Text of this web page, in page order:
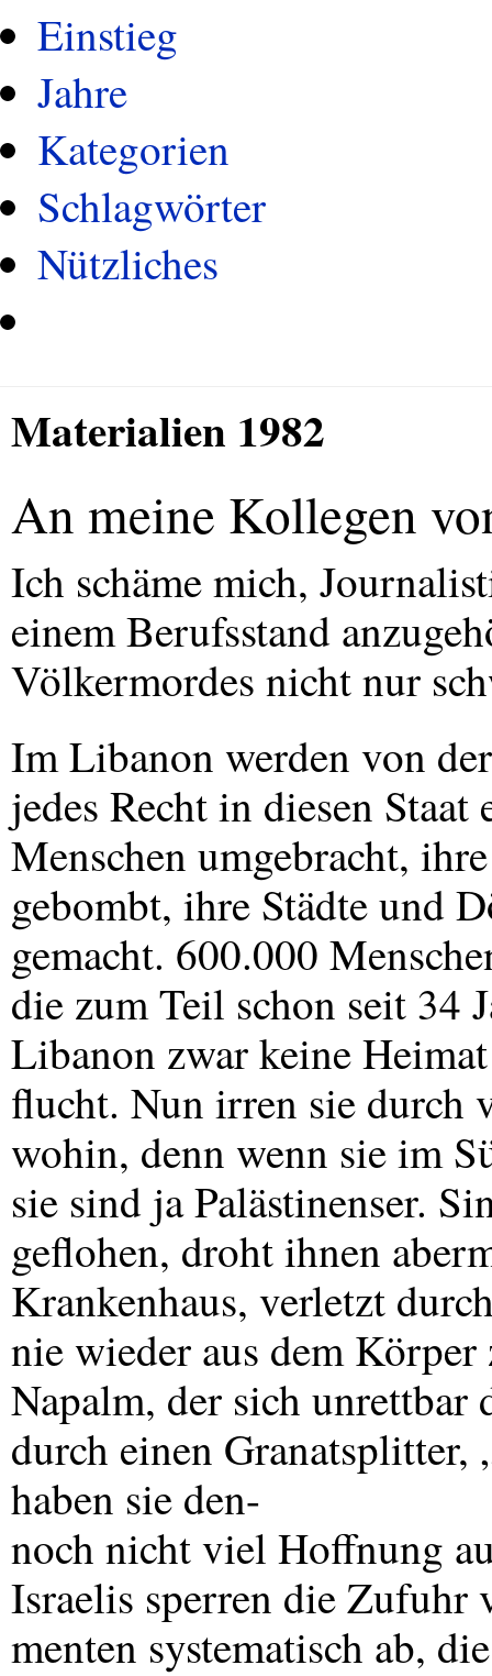
Einstieg
Jahre
Kategorien
Schlagwörter
Nützliches
Materialien 1982
An meine Kollegen
Ich schäme mich,
einem Berufsstand
Völkermordes nicht nur
Im Libanon werden von
jedes Recht in diesen
Menschen umgebracht,
gebombt, ihre Städte und
gemacht. 600.000
die zum Teil schon seit 34
Libanon zwar keine
flucht. Nun irren sie durch
wohin, denn wenn sie im
sie sind ja Palästinenser.
geflohen, droht ihnen
Krankenhaus, verletzt
nie wieder aus dem
Napalm, der sich unrettbar
durch einen
haben sie den-
noch nicht viel Hoffnung
Israelis sperren die Zufuhr
menten systematisch ab,